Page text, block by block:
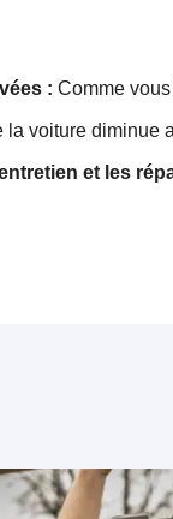
: Comme
la voiture diminue
et les